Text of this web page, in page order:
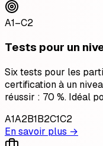
A1–C2
Tests pour un
Six tests pour les
certification à un
réussir : 70 %. Idéal
A1A2B1B2C1C2
En savoir plus →